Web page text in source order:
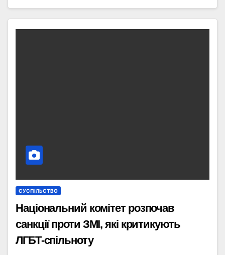
СУСПІЛЬСТВО
Національний комітет розпочав
санкції проти ЗМІ, які критикують
ЛГБТ-спільноту